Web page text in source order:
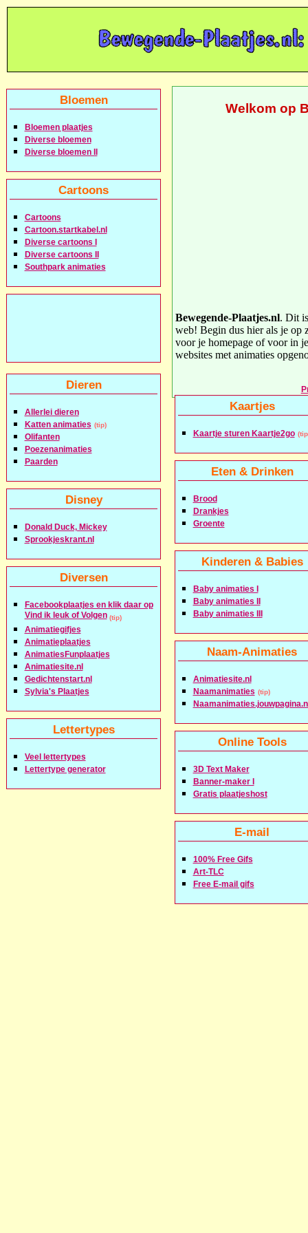
Welkom op
Bewegende-Plaatjes.nl. Dit
web! Begin dus hier als je op
voor je homepage of voor in
websites met animaties
Bloemen
Bloemen plaatjes
Diverse bloemen
Diverse bloemen II
Cartoons
Cartoons
Cartoon.startkabel.nl
Diverse cartoons I
Diverse cartoons II
Southpark animaties
Dieren
Allerlei dieren
Katten animaties (tip)
Olifanten
Poezenanimaties
Paarden
Disney
Donald Duck, Mickey
Sprookjeskrant.nl
Diversen
Facebookplaatjes en klik daar op
Vind ik leuk of Volgen(tip)
Animatiegifjes
Animatieplaatjes
AnimatiesFunplaatjes
Animatiesite.nl
Gedichtenstart.nl
Sylvia's Plaatjes
Lettertypes
Veel lettertypes
Lettertype generator
Kaartjes
Kaartje sturen Kaartje2go
Eten & Drinken
Brood
Drankjes
Groente
Kinderen & Babies
Baby animaties I
Baby animaties II
Baby animaties III
Naam-Animaties
Animatiesite.nl
Naamanimaties (tip)
Online Tools
3D Text Maker
Banner-maker I
Gratis plaatjeshost
E-mail
100% Free Gifs
Art-TLC
Free E-mail gifs